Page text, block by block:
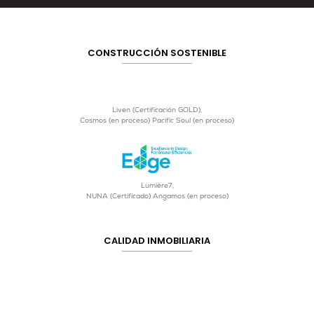
CONSTRUCCIÓN SOSTENIBLE
Liven (Certificación GOLD),
Cosmos (en proceso) Pacific Soul (en proceso)
Lumière7,
NUNA (Certificado) Angamos (en proceso)
CALIDAD INMOBILIARIA